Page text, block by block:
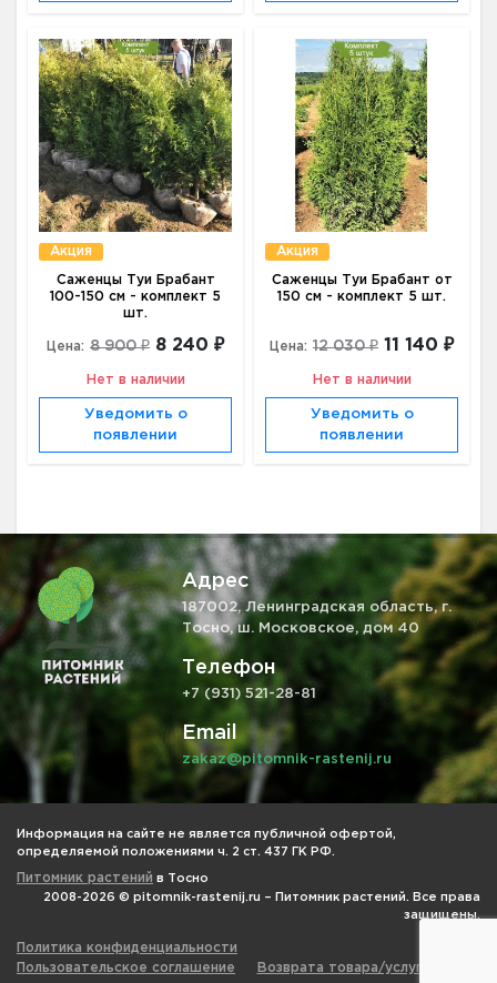
Акция
Саженцы Туи Брабант
100-150 см - комплект 5
шт.
Цена: 8 900 ₽ 8 240 ₽
Нет в наличии
Уведомить о
появлении
Акция
Саженцы Туи Брабант от
150 см - комплект 5 шт.
Цена: 12 030 ₽ 11 140 ₽
Нет в наличии
Уведомить о
появлении
Адрес
187002, Ленинградская область, г.
Тосно, ш. Московское, дом 40
Телефон
+7 (931) 521-28-81
Email
zakaz@pitomnik-rastenij.ru
Информация на сайте не является публичной офертой,
определяемой положениями ч. 2 ст. 437 ГК РФ.
Питомник растений в Тосно
2008-2026 © pitomnik-rastenij.ru – Питомник растений. Все права
защищены.
Политика конфиденциальности
Пользовательское соглашение
Возврата товара/услуги